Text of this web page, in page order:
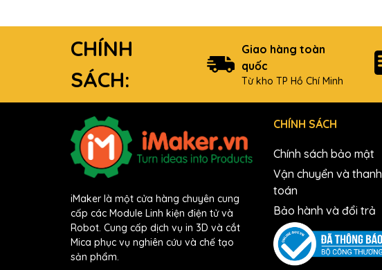
CHÍNH
SÁCH:
Giao hàng toàn
quốc
Từ kho TP Hồ Chí Minh
iMaker là một cửa hàng chuyên cung
cấp các Module Linh kiện điện tử và
Robot. Cung cấp dịch vụ in 3D và cắt
Mica phục vụ nghiên cứu và chế tạo
sản phẩm.
CHÍNH SÁCH
Chính sách bảo mật
Vận chuyển và thanh
toán
Bảo hành và đổi trả